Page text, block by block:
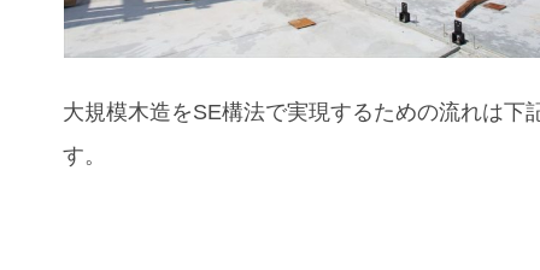
大規模木造をSE構法で実現するための流れは下
す。